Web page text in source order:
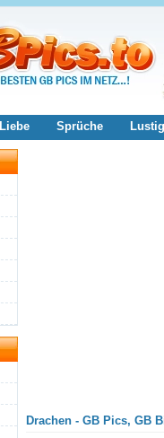
Liebe Sprüche
Drachen - GB Pics, GB